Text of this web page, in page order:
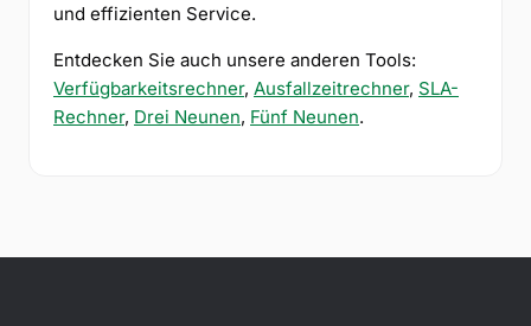
und effizienten Service.
Entdecken Sie auch unsere anderen Tools:
Verfügbarkeitsrechner, Ausfallzeitrechner, SLA-
Rechner, Drei Neunen, Fünf Neunen.